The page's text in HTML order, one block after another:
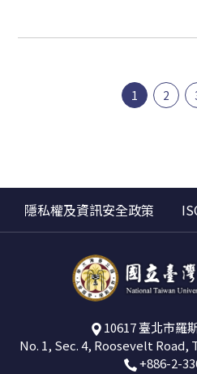
1 2
隱私權及資訊安全政策
10617 臺北市羅
No. 1, Sec. 4, Roosevelt Road,
+886-2-